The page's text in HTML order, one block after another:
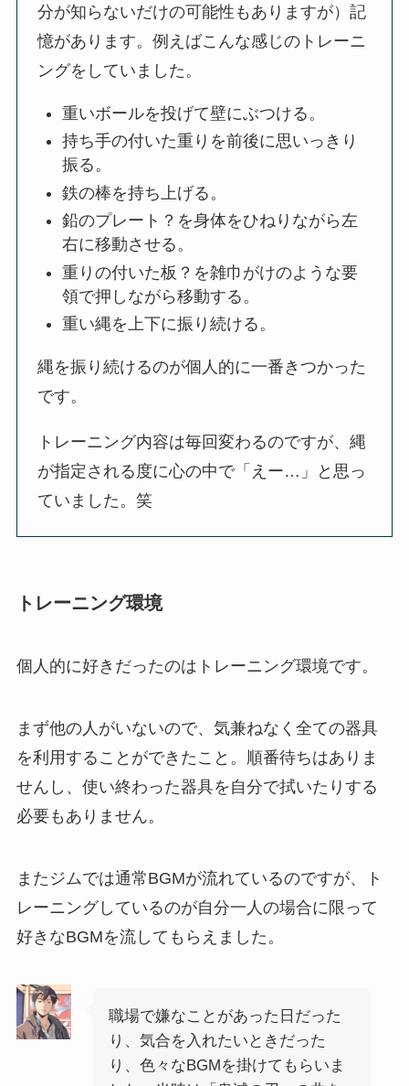
分が知らないだけの可能性もありますが）記
憶があります。例えばこんな感じのトレーニ
ングをしていました。
重いボールを投げて壁にぶつける。
持ち手の付いた重りを前後に思いっきり
振る。
鉄の棒を持ち上げる。
鉛のプレート？を身体をひねりながら左
右に移動させる。
重りの付いた板？を雑巾がけのような要
領で押しながら移動する。
重い縄を上下に振り続ける。
縄を振り続けるのが個人的に一番きつかった
です。
トレーニング内容は毎回変わるのですが、縄
が指定される度に心の中で「えー…」と思っ
ていました。笑
トレーニング環境
個人的に好きだったのはトレーニング環境です。
まず他の人がいないので、気兼ねなく全ての器具
を利用することができたこと。順番待ちはありま
せんし、使い終わった器具を自分で拭いたりする
必要もありません。
またジムでは通常BGMが流れているのですが、ト
レーニングしているのが自分一人の場合に限って
好きなBGMを流してもらえました。
職場で嫌なことがあった日だった
り、気合を入れたいときだった
り、色々なBGMを掛けてもらいま